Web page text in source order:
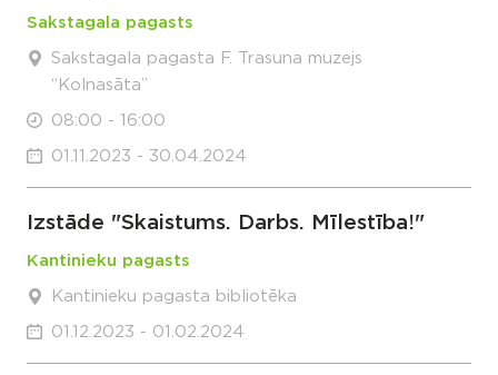
Sakstagala pagasts
Sakstagala pagasta F. Trasuna muzejs
“Kolnasāta”
08:00 - 16:00
01.11.2023 - 30.04.2024
Izstāde "Skaistums. Darbs. Mīlestība!"
Kantinieku pagasts
Kantinieku pagasta bibliotēka
01.12.2023 - 01.02.2024